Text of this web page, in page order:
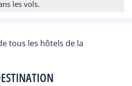
les vols.
tous les hôtels de la